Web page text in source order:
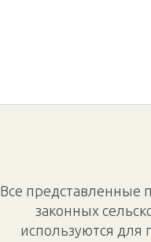
Все представленные
законных
используются для